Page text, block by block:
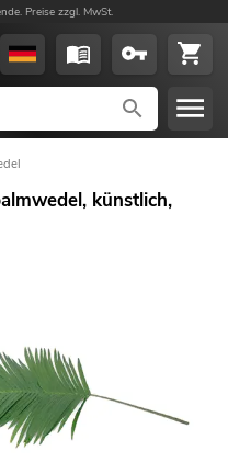
Preise zzgl. MwSt.
künstlich,